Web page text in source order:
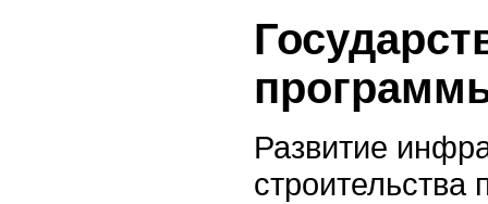
Развитие
строительства